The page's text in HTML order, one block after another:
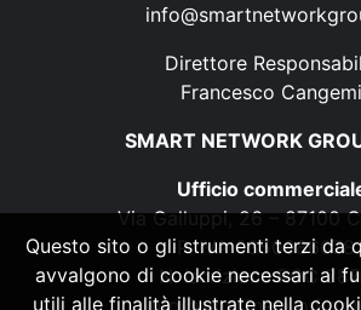
Direttore
Francesco Cangemi
SMART NETWORK
Ufficio
Via Galluppi, 26 – 87100
P. IVA
N. iscrizione ROC
Questo sito o gli strumenti terzi da
avvalgono di cookie necessari al
utili alle finalità illustrate nella